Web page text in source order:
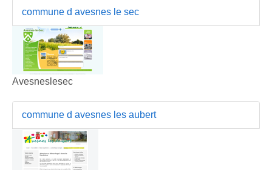
commune d avesnes le sec
Avesneslesec
commune d avesnes les aubert